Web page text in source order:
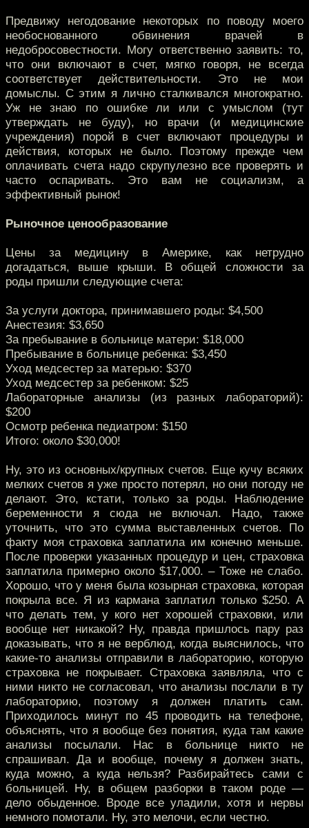
Предвижу негодование некоторых по поводу моего
необоснованного обвинения врачей в
недобросовестности. Могу ответственно заявить: то,
что они включают в счет, мягко говоря, не всегда
соответствует действительности. Это не мои
домыслы. С этим я лично сталкивался многократно.
Уж не знаю по ошибке ли или с умыслом (тут
утверждать не буду), но врачи (и медицинские
учреждения) порой в счет включают процедуры и
действия, которых не было. Поэтому прежде чем
оплачивать счета надо скрупулезно все проверять и
часто оспаривать. Это вам не социализм, а
эффективный рынок!
Рыночное ценообразование
Цены за медицину в Америке, как нетрудно
догадаться, выше крыши. В общей сложности за
роды пришли следующие счета:
За услуги доктора, принимавшего роды: $4,500
Анестезия: $3,650
За пребывание в больнице матери: $18,000
Пребывание в больнице ребенка: $3,450
Уход медсестер за матерью: $370
Уход медсестер за ребенком: $25
Лабораторные анализы (из разных лабораторий):
$200
Осмотр ребенка педиатром: $150
Итого: около $30,000!
Ну, это из основных/крупных счетов. Еще кучу всяких
мелких счетов я уже просто потерял, но они погоду не
делают. Это, кстати, только за роды. Наблюдение
беременности я сюда не включал. Надо, также
уточнить, что это сумма выставленных счетов. По
факту моя страховка заплатила им конечно меньше.
После проверки указанных процедур и цен, страховка
заплатила примерно около $17,000. – Тоже не слабо.
Хорошо, что у меня была козырная страховка, которая
покрыла все. Я из кармана заплатил только $250. А
что делать тем, у кого нет хорошей страховки, или
вообще нет никакой? Ну, правда пришлось пару раз
доказывать, что я не верблюд, когда выяснилось, что
какие-то анализы отправили в лабораторию, которую
страховка не покрывает. Страховка заявляла, что с
ними никто не согласовал, что анализы послали в ту
лабораторию, поэтому я должен платить сам.
Приходилось минут по 45 проводить на телефоне,
объяснять, что я вообще без понятия, куда там какие
анализы посылали. Нас в больнице никто не
спрашивал. Да и вообще, почему я должен знать,
куда можно, а куда нельзя? Разбирайтесь сами с
больницей. Ну, в общем разборки в таком роде —
дело обыденное. Вроде все уладили, хотя и нервы
немного помотали. Ну, это мелочи, если честно.